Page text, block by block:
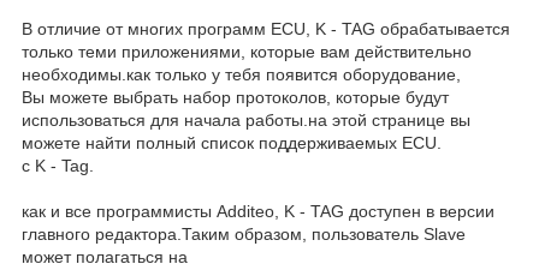
В отличие от многих программ ECU, K - TAG обрабатывается
только теми приложениями, которые вам действительно
необходимы.как только у тебя появится оборудование,
Вы можете выбрать набор протоколов, которые будут
использоваться для начала работы.на этой странице вы
можете найти полный список поддерживаемых ECU.
с K - Tag.
как и все программисты Additeo, K - TAG доступен в версии
главного редактора.Таким образом, пользователь Slave
может полагаться на